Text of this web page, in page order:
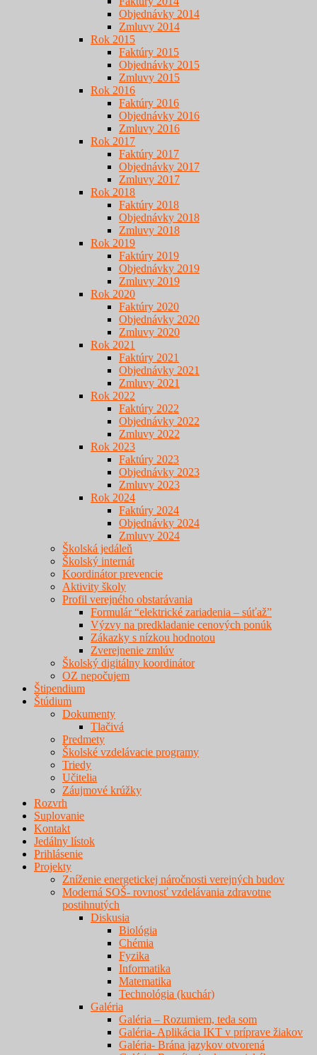
Objednávky 2014
Zmluvy 2014
Rok 2015
Faktúry 2015
Objednávky 2015
Zmluvy 2015
Rok 2016
Faktúry 2016
Objednávky 2016
Zmluvy 2016
Rok 2017
Faktúry 2017
Objednávky 2017
Zmluvy 2017
Rok 2018
Faktúry 2018
Objednávky 2018
Zmluvy 2018
Rok 2019
Faktúry 2019
Objednávky 2019
Zmluvy 2019
Rok 2020
Faktúry 2020
Objednávky 2020
Zmluvy 2020
Rok 2021
Faktúry 2021
Objednávky 2021
Zmluvy 2021
Rok 2022
Faktúry 2022
Objednávky 2022
Zmluvy 2022
Rok 2023
Faktúry 2023
Objednávky 2023
Zmluvy 2023
Rok 2024
Faktúry 2024
Objednávky 2024
Zmluvy 2024
Školská jedáleň
Školský internát
Koordinátor prevencie
Aktivity školy
Profil verejného obstarávania
Formulár “elektrické zariadenia – súťaž”
Výzvy na predkladanie cenových ponúk
Zákazky s nízkou hodnotou
Zverejnenie zmlúv
Školský digitálny koordinátor
OZ nepočujem
Štipendium
Štúdium
Dokumenty
Tlačivá
Predmety
Školské vzdelávacie programy
Triedy
Učitelia
Záujmové krúžky
Rozvrh
Suplovanie
Kontakt
Jedálny lístok
Prihlásenie
Projekty
Zníženie energetickej náročnosti verejných budov
Moderná SOŠ- rovnosť vzdelávania zdravotne
postihnutých
Diskusia
Biológia
Chémia
Fyzika
Informatika
Matematika
Technológia (kuchár)
Galéria
Galéria – Rozumiem, teda som
Galéria- Aplikácia IKT v príprave žiakov
Galéria- Brána jazykov otvorená